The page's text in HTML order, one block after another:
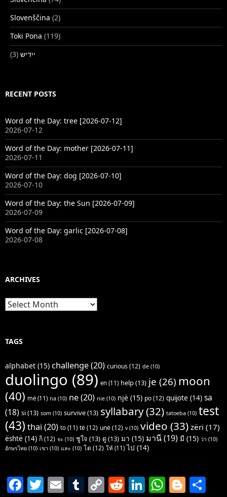
Slovenščina (2)
Toki Pona (119)
ייִדיש (3)
RECENT POSTS
Word of the Day: tree [2026-07-12]
2026-07-12
Word of the Day: mother [2026-07-11]
2026-07-11
Word of the Day: dog [2026-07-10]
2026-07-10
Word of the Day: the Sun [2026-07-09]
2026-07-09
Word of the Day: garlic [2026-07-08]
2026-07-08
ARCHIVES
Archives
TAGS
alphabet (15) challenge(20) curious(12) de (10)
duolingo (89) en (11) help(13) je (26) moon
(40) më (11) na (10) ne(20) nie (10) një (15) po(12) quijote (14) sa
(18) si(13) som (10) survive(13) syllabary(32) tatoeba (10) test
(43) thai (20) to (11) të(12) unë(12) v(10) video (33) zëri (17)
është (14) ก็(12) จะ (10) ชูใจ (13) ดู(13) มา (15) มานี(19) มี (15) ว่า (10)
อักษรไทย (10) เขา (10) และ (10) โต (12) ให้ (11) ไป (14)
F T E T C R Li W Bl